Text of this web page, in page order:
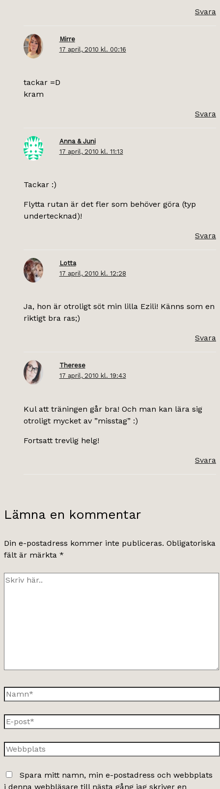
Svara
Mirre
17 april, 2010 kl. 00:16
tackar =D
kram
Svara
Anna & Juni
17 april, 2010 kl. 11:13
Tackar :)
Flytta rutan är det fler som behöver göra (typ
undertecknad)!
Svara
Lotta
17 april, 2010 kl. 12:28
Ja, hon är otroligt söt min lilla Ezili! Känns som en
riktigt bra ras;)
Svara
Therese
17 april, 2010 kl. 19:43
Kul att träningen går bra! Och man kan lära sig
otroligt mycket av ”misstag” :)
Fortsatt trevlig helg!
Svara
Lämna en kommentar
Din e-postadress kommer inte publiceras. Obligatoriska
fält är märkta *
Skriv
Namn*
E-
post*
Webbplats
Spara mitt namn, min e-postadress och webbplats
i denna webbläsare till nästa gång jag skriver en